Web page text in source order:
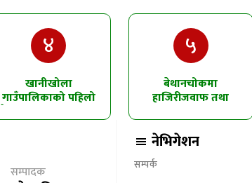
४
खानीखोला
गाउँपालिकाको पहिलो
त्रैमासिक समीक्षा सम्पन्न
५
बेथानचोकमा
हाजिरीजवाफ तथा
सम्पादक
नेभिगेशन
सम्पर्क